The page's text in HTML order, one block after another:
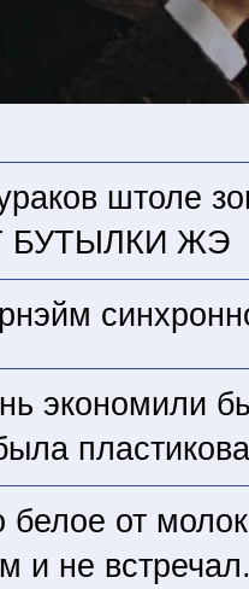
штоле
БУТЫЛКИ ЖЭ
экономили
белое от
и не